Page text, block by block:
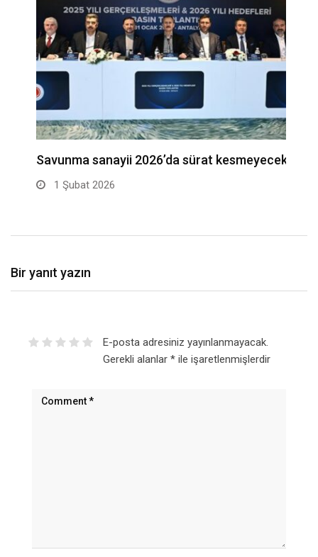
Savunma sanayii 2026’da sürat kesmeyecek!
1 Şubat 2026
Bir yanıt yazın
E-posta adresiniz yayınlanmayacak.
Gerekli alanlar *ile işaretlenmişlerdir